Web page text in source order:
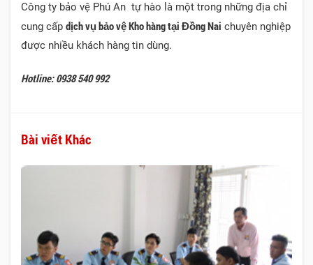
Công ty bảo vệ Phú An tự hào là một trong những địa chỉ
cung cấp dịch vụ bảo vệ Kho hàng tại Đồng Nai chuyên nghiệp
được nhiều khách hàng tin dùng.
Hotline: 0938 540 992
Bài viết Khác